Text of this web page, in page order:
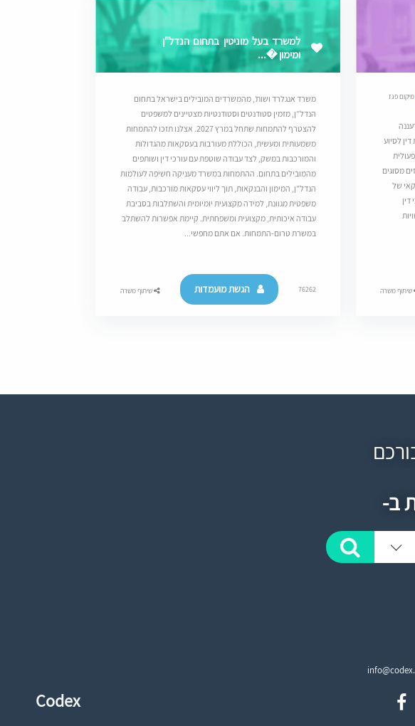
מיקום פגז
לסיוע
מסוגים
של
שיתוף משרה
למשרד בעל מוניטין בתחום הנדל"ן
ומימון �...
משרד אנגלרד ושות’, מהמשרדים המובילים בישראל בתחום
הנדל”ן, מזמין סטודנטים וסטודנטיות מצטיינים למשפטים
להצטרף להתמחות שתחל במרץ 2027. אצלנו תזכו להתמחות
משמעותית ומעשית, הכוללת מעורבות בעסקאות מהגדולות
והמורכבות במשק, לצד עבודה שוטפת עם עורכי דין ושותפים
מהמובילים בתחום. ההתמחות במשרד מעניקה חשיפה לעולמות
הנדל”ן, המימון והבנקאות, תוך ליווי עסקאות מורכבות, עבודה
משפטית מגוונת, למידה מקצועית יומיומית והשתלבות בסביבת
עבודה איכותית, מקצועית ומשפחתית. קיימת אפשרות להשתלב
במשרת טרום-התמחות. אם אתם מחפשי...
76262 הגשת מועמדות שיתוף משרה
ב-
Codex